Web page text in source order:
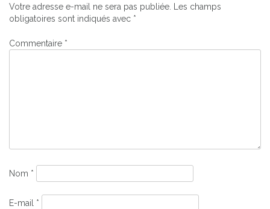
l’article
Votre adresse e-mail ne sera pas publiée.
Les champs
obligatoires sont indiqués avec *
Commentaire *
Nom *
E-mail *